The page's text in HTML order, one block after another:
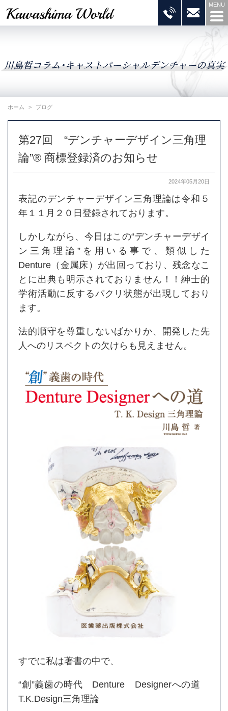
ホーム ブログ
第27回 “デンチャーデザイン三角理
論”® 商標登録済のお知らせ
2024年05月20日
表記のデンチャーデザイン三角理論は令和５
年１１月２０日登録されております。
しかしながら、今日はこの“デンチャーデザイ
ン三角理論”を用いる事で、類似した
Denture（金属床）が出回っており、残念なこ
とに出典も明示されておりません！！紳士的
学術活動に反するパクリ状態が出現しており
ます。
法的順守を尊重しないばかりか、開発した先
人へのリスペクトの欠けらも見えません。
すでに私は著書の中で、
“創”義歯の時代 Denture Designerへの道
T.K.Design三角理論